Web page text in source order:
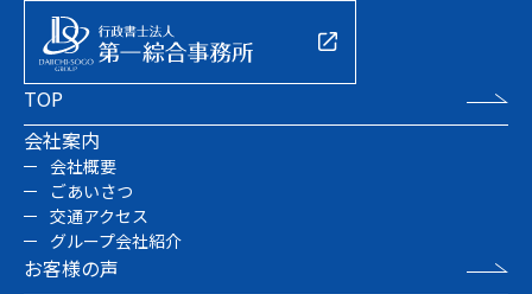
TOP
会社案内
会社概要
ごあいさつ
交通アクセス
グループ会社紹介
お客様の声